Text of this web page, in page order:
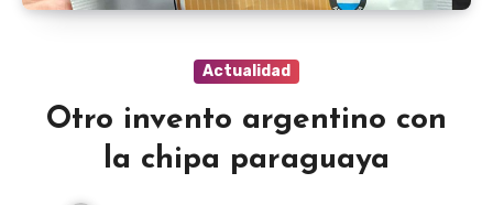
Actualidad
Otro invento argentino con
la chipa paraguaya